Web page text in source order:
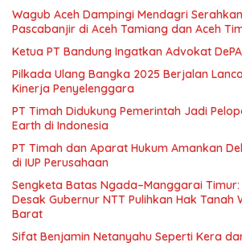
Wagub Aceh Dampingi Mendagri
Pascabanjir di Aceh Tamiang dan Aceh
Ketua PT Bandung Ingatkan Advokat
Pilkada Ulang Bangka 2025 Berjalan
Kinerja Penyelenggara
PT Timah Didukung Pemerintah Jadi
Earth di Indonesia
PT Timah dan Aparat Hukum Amankan
di IUP Perusahaan
Sengketa Batas Ngada–Manggarai
Desak Gubernur NTT Pulihkan Hak Tanah
Barat
Sifat Benjamin Netanyahu Seperti Kera